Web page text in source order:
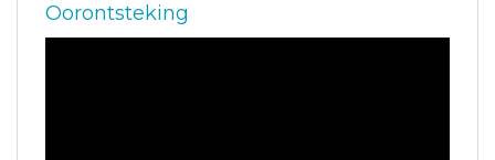
Oorontsteking